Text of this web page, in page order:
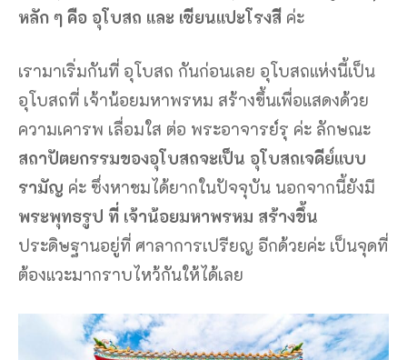
หลัก ๆ คือ อุโบสถ และ เซียนแปะโรงสี ค่ะ
เรามาเริ่มกันที่ อุโบสถ กันก่อนเลย อุโบสถแห่งนี้เป็น
อุโบสถที่ เจ้าน้อยมหาพรหม สร้างขึ้นเพื่อแสดงด้วย
ความเคารพ เลื่อมใส ต่อ พระอาจารย์รุ ค่ะ ลักษณะ
สถาปัตยกรรมของอุโบสถจะเป็น อุโบสถเจดีย์แบบ
รามัญ ค่ะ ซึ่งหาชมได้ยากในปัจจุบัน นอกจากนี้ยังมี
พระพุทธรูป ที่ เจ้าน้อยมหาพรหม สร้างขึ้น
ประดิษฐานอยู่ที่ ศาลาการเปรียญ อีกด้วยค่ะ เป็นจุดที่
ต้องแวะมากราบไหว้กันให้ได้เลย